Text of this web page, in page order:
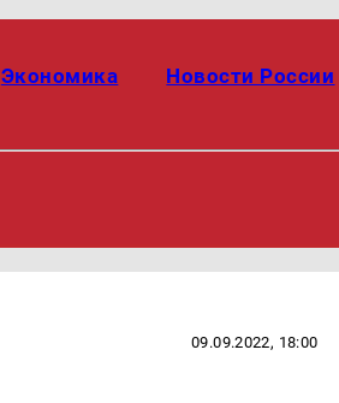
Экономика Новости России
09.09.2022, 18:00